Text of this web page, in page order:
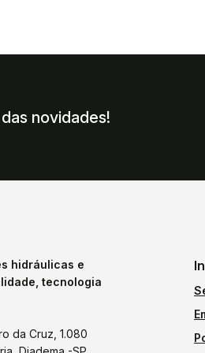
novidades!
hidráulicas e
tecnologia
da Cruz, 1.080